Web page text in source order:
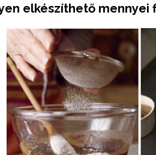
elkészíthető